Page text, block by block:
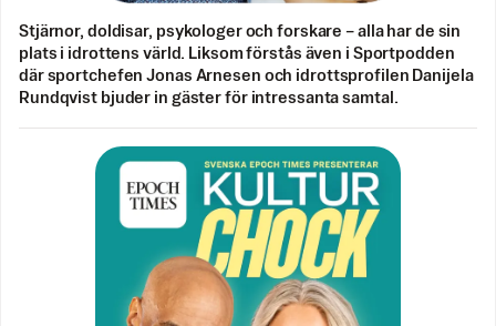
Stjärnor, doldisar, psykologer och forskare – alla har de sin
plats i idrottens värld. Liksom förstås även i Sportpodden
där sportchefen Jonas Arnesen och idrottsprofilen Danijela
Rundqvist bjuder in gäster för intressanta samtal.